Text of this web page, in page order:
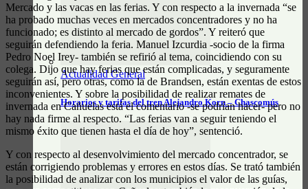
Actualidad General
Horarios y tarifas del tren Alejandro Korn – Chascomús
Mercado y las vacas en las ferias. Y con respecto a la invernada “se
ha probado muchas veces en mercados concentradores y no ha
funcionado; es distinto al mercado de gordos”. Y reiteró que
seguirán defendiendo la feria. Manuel Izcurdia -socio de la firma
Pedro Noel Irey- también se refirió al tema, coincidiendo con su
colega. Dijo que hay ferias que están complicadas, y seguramente
seguirán así, pero otras, como la de Brandsen, están exentas de estos
inconvenientes. Y sobre la posibilidad de realizar remates de
invernada en Cañuelas está el comentario -se podrían hacer- pero no
hay nada firme al respecto. “Las ferias van a seguir teniendo el
mismo éxito que tienen hasta el día de hoy”, sentenció.
Y con respecto al desenvolvimiento del mercado concentrador, se
están corrigiendo problemas y errores en estos días. Se trató también
la posibilidad de analizar con los municipios el valor de las guías,